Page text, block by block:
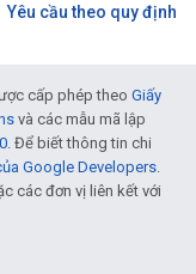
Yêu cầu theo quy định
cấp phép theo Giấy
và các mẫu mã lập
. Để biết thông tin chi
Google Developers
các đơn vị liên kết với